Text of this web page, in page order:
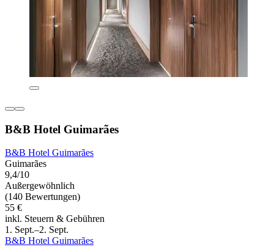
B&B Hotel Guimarães
B&B Hotel Guimarães
Guimarães
9,4/10
Außergewöhnlich
(140 Bewertungen)
55 €
inkl. Steuern & Gebühren
1. Sept.–2. Sept.
B&B Hotel Guimarães